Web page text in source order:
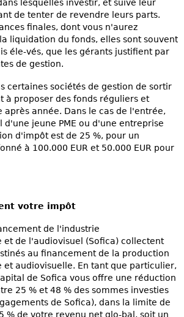
lesquelles investir, et suive leur
de tenter de revendre leurs parts.
finales, dont vous n'aurez
liquidation du fonds, elles sont souvent
éle-vés, que les gérants justifient par
de gestion.
certaines sociétés de gestion de sortir
à proposer des fonds réguliers et
après année. Dans le cas de l'entrée,
jeune PME ou d'une entreprise
d'impôt est de 25 %, pour un
à 100.000 EUR et 50.000 EUR pour
votre impôt
de l'industrie
de l'audiovisuel (Sofica) collectent
au financement de la production
audiovisuelle. En tant que particulier,
de Sofica vous offre une réduction
25 % et 48 % des sommes investies
de Sofica), dans la limite de
% de votre revenu net glo-bal, soit un